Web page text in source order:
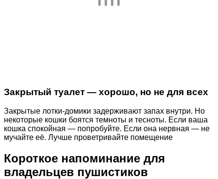
Закрытый туалет — хорошо, но не для всех
Закрытые лотки-домики задерживают запах внутри. Но
некоторые кошки боятся темноты и тесноты. Если ваша
кошка спокойная — попробуйте. Если она нервная — не
мучайте её. Лучше проветривайте помещение
Короткое напоминание для
владельцев пушистиков